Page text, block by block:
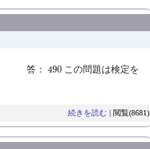
答： 490
490この問題は検定を
続きを読む | 閲覧(8681)